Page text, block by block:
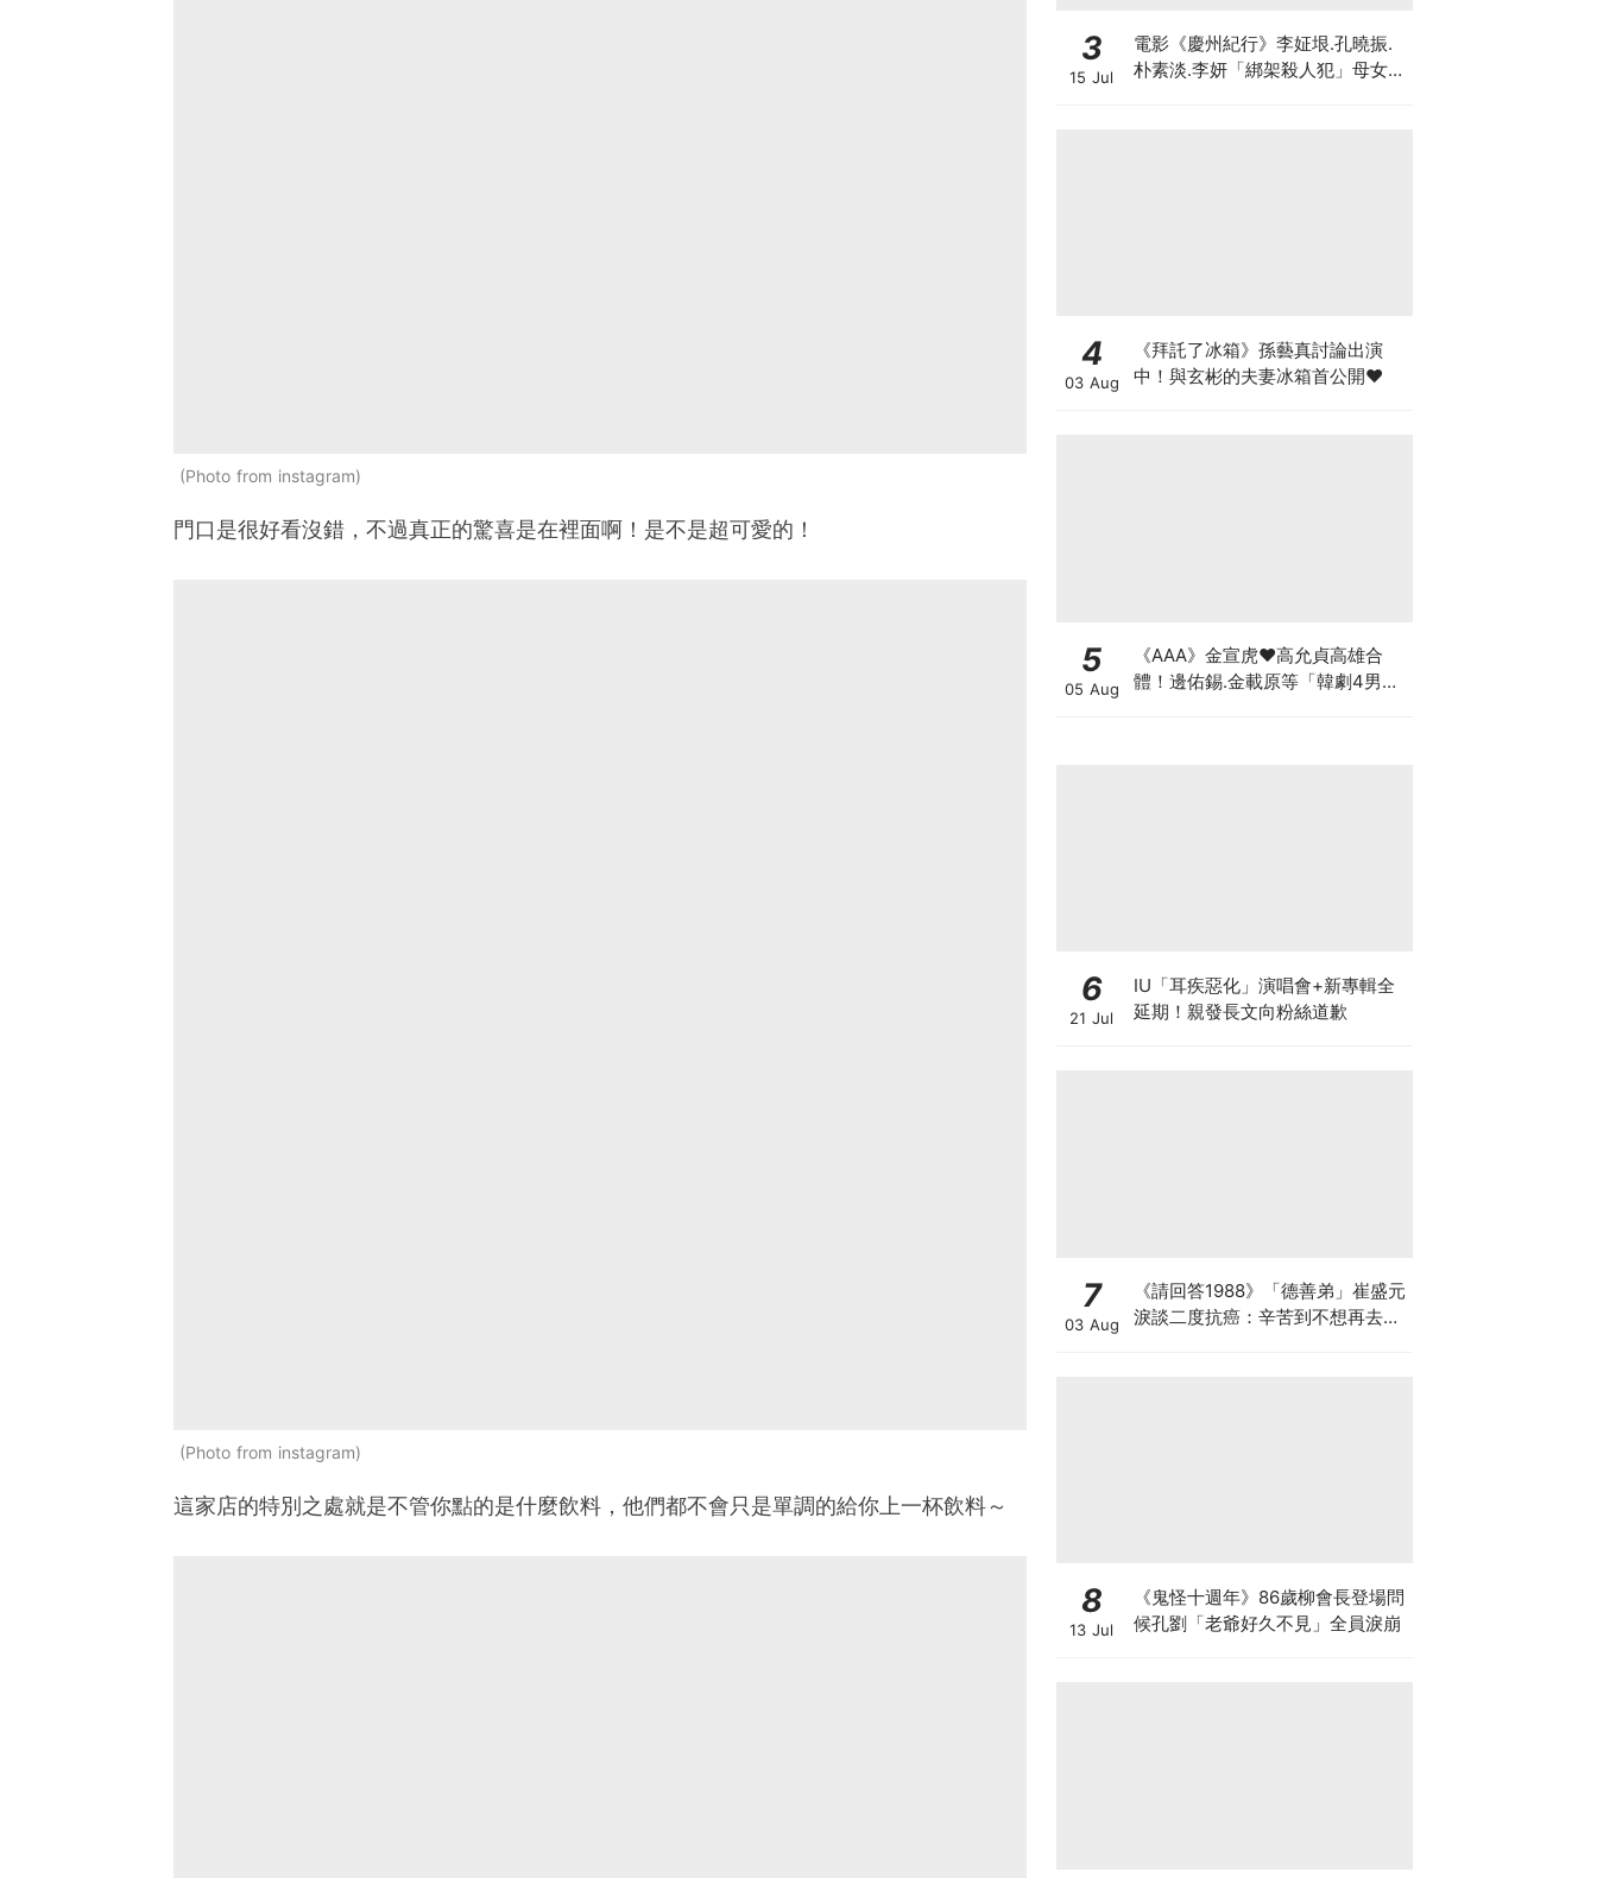
Photo from instagram
門口是很好看沒錯，不過真正的驚喜是在裡面啊！是不是超可愛的！
Photo from instagram
這家店的特別之處就是不管你點的是什麼飲料，他們都不會只是單調的給你上一杯飲料～
3
15 Jul
電影《慶州紀行》李姃垠.孔曉振.
朴素淡.李妍「綁架殺人犯」母女檔
4
03 Aug
《拜託了冰箱》孫藝真討論出演
中！與玄彬的夫妻冰箱首公開♥
5
05 Aug
《AAA》金宣虎♥高允貞高雄合
體！邊佑錫.金載原等「韓劇4男
6
21 Jul
IU「耳疾惡化」演唱會+新專輯全
延期！親發長文向粉絲道歉
7
03 Aug
《請回答1988》「德善弟」崔盛元
淚談二度抗癌：辛苦到不想再去回
8
13 Jul
《鬼怪十週年》86歲柳會長登場問
候孔劉「老爺好久不見」全員淚崩